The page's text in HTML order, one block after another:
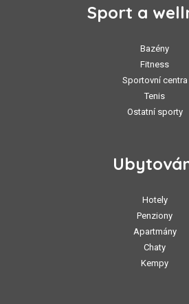
Sport a
Bazény
Fitness
Sportovní centra
Tenis
Ostatní sporty
Hotely
Penziony
Apartmány
Chaty
Kempy